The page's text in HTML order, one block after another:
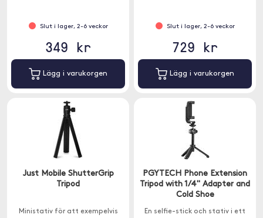
Slut i lager, 2-6 veckor
349 kr
Lägg i varukorgen
Slut i lager, 2-6 veckor
729 kr
Lägg i varukorgen
Just Mobile ShutterGrip
Tripod
Ministativ för att exempelvis
PGYTECH Phone Extension
Tripod with 1/4" Adapter and
Cold Shoe
En selfie-stick och stativ i ett